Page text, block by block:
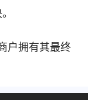
户拥有其最终